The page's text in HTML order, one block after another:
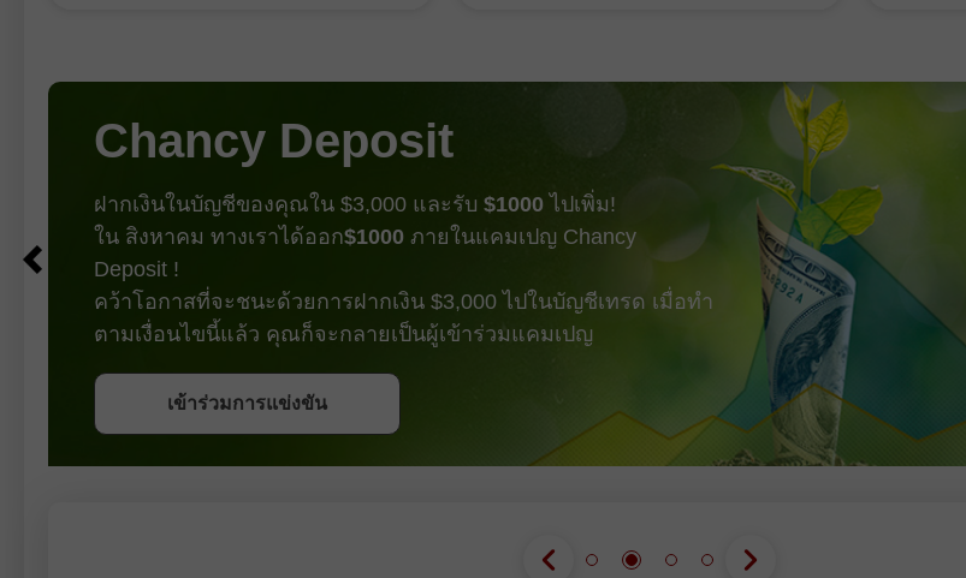
Payrolls ปรับลดลงเป็นเดือนที่สี่ติดต่อกัน
แต่คราวนี้ไม่ใช่แค่ต่ำมากเท่านั้น หาก
ยังติดลบด้วย หมายความว่าจำนวน
ตำแหน่งงานในเศรษฐกิจสหรัฐไม่ได้แค่
เติบโตช้ามากอีกต่อไป แต่กำลังหดตัว
พวกเขาต้องทำมีเพียงอย่างเดียวคือ
เข้าร่วมการแข่งขัน
Chancy Deposit
ฝากเงินในบัญชีของคุณใน $3,000 และรับ $1000 ไปเพิ่ม!
ใน สิงหาคม ทางเราได้ออก$1000 ภายในแคมเปญ Chancy
Deposit !
คว้าโอกาสที่จะชนะด้วยการฝากเงิน $3,000 ไปในบัญชีเทรด เมื่อทำ
ตามเงื่อนไขนี้แล้ว คุณก็จะกลายเป็นผู้เข้าร่วมแคมเปญ
เข้าร่วมการแข่งขัน
เข้าร่วมการแข่งขัน
รับโบนัส